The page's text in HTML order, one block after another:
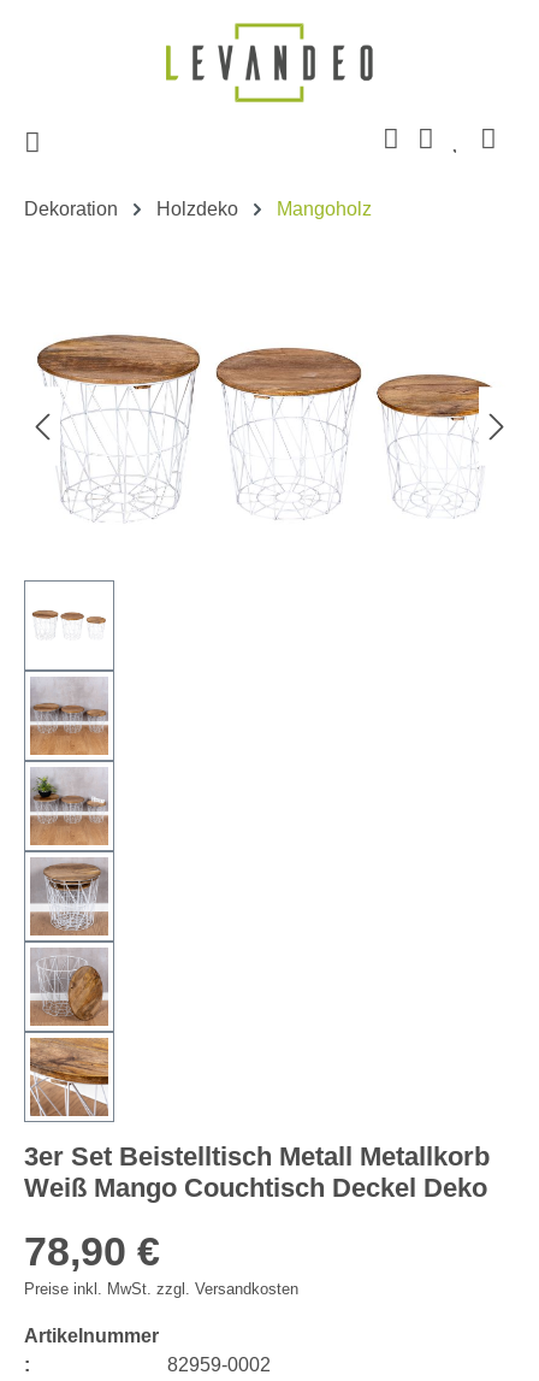
Zum Hauptinhalt springen
Dekoration Holzdeko Mangoholz
3er Set Beistelltisch Metall Metallkorb
Weiß Mango Couchtisch Deckel Deko
78,90 €
Preise inkl. MwSt. zzgl. Versandkosten
Artikelnummer
:
82959-0002